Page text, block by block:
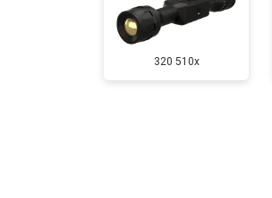
320 510x